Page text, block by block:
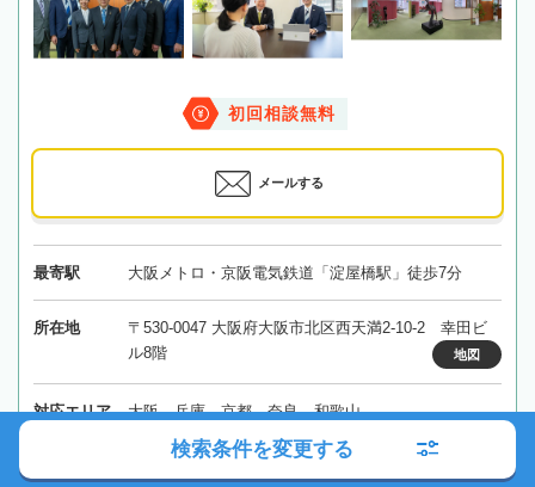
初回相談無料
メールする
最寄駅 大阪メトロ・京阪電気鉄道「淀屋橋駅」徒歩7分
所在地
〒530-0047 大阪府大阪市北区西天満2-10-2 幸田ビ
ル8階
地図
対応エリア 大阪、兵庫、京都、奈良、和歌山
大阪府 大阪市 淀屋橋駅
検索条件を変更する